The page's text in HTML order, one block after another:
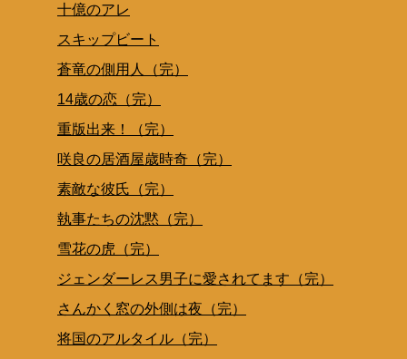
十億のアレ
スキップビート
蒼竜の側用人（完）
14歳の恋（完）
重版出来！（完）
咲良の居酒屋歳時奇（完）
素敵な彼氏（完）
執事たちの沈黙（完）
雪花の虎（完）
ジェンダーレス男子に愛されてます（完）
さんかく窓の外側は夜（完）
将国のアルタイル（完）